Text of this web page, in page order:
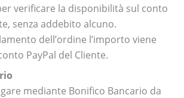
verificare la disponibilità sul conto
senza addebito alcuno.
dell’ordine l’importo viene
PayPal del Cliente.
mediante Bonifico Bancario da